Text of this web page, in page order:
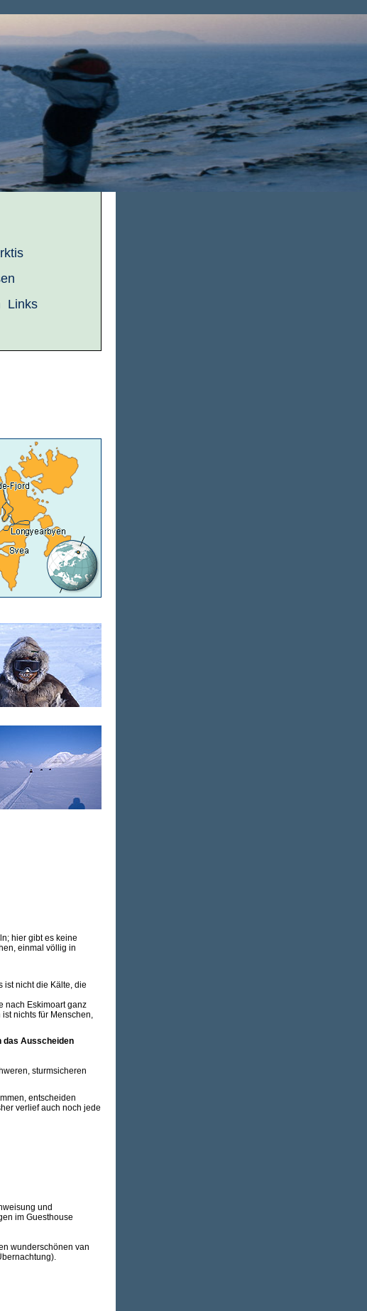
Links
hier gibt es keine
einmal völlig in
ist nicht die Kälte, die
nach Eskimoart ganz
nichts für Menschen,
das Ausscheiden
sturmsicheren
entscheiden
verlief auch noch jede
und
im Guesthouse
wunderschönen van